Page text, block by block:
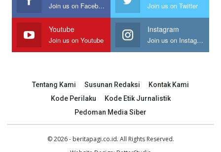
Join us on Facebook Join us on Twitter
Youtube
Join us on Youtube
Instagram
Join us on Instagram
Tentang Kami Susunan Redaksi
Kontak Kami
Kode Perilaku
Kode Etik Jurnalistik
Pedoman Media Siber
© 2026 - beritapagi.co.id. All Rights Reserved.